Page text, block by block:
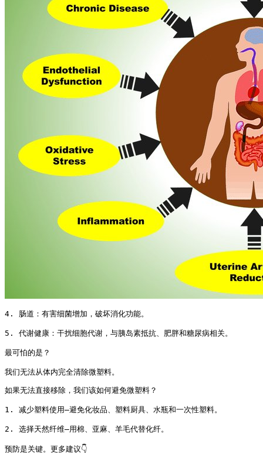
4. 肠道：有害细菌增加，破坏消化功能。
5. 代谢健康：干扰细胞代谢，与胰岛素抵抗、肥胖和糖尿病相关。
最可怕的是？
我们无法从体内完全清除微塑料。
如果无法直接移除，我们该如何避免微塑料？
1. 减少塑料使用—避免化妆品、塑料厨具、水瓶和一次性塑料。
2. 选择天然纤维—用棉、亚麻、羊毛代替化纤。
预防是关键。更多建议👇